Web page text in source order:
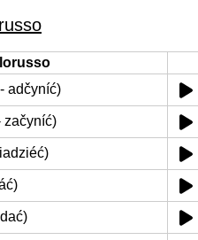
adčyníć)
začyníć)